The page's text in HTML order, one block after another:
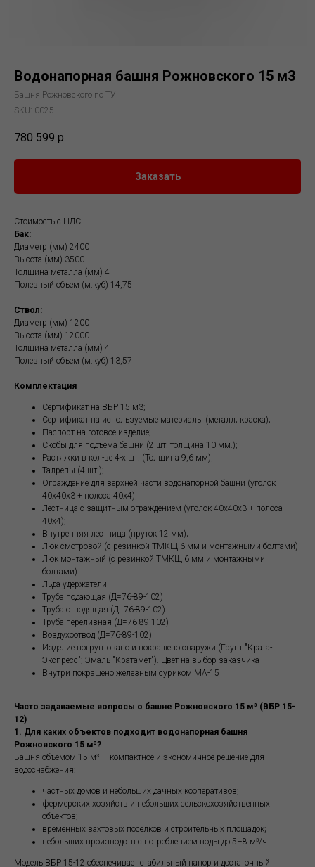
Водонапорная башня Рожновского 15 м3
Башня Рожновского по ТУ
SKU: 0025
780 599 р.
Заказать
Стоимость с НДС
Бак:
Диаметр (мм) 2400
Высота (мм) 3500
Толщина металла (мм) 4
Полезный объем (м.куб) 14,75
Ствол:
Диаметр (мм) 1200
Высота (мм) 12000
Толщина металла (мм) 4
Полезный объем (м.куб) 13,57
Комплектация
Сертификат на ВБР 15 м3;
Сертификат на используемые материалы (металл; краска);
Паспорт на готовое изделие;
Скобы для подъема башни (2 шт. толщина 10 мм.);
Растяжки в кол-ве 4-х шт. (Толщина 9,6 мм);
Талрепы (4 шт.);
Ограждение для верхней части водонапорной башни (уголок
40х40х3 + полоса 40х4);
Лестница с защитным ограждением (уголок 40х40х3 + полоса
40х4);
Внутренняя лестница (пруток 12 мм);
Люк смотровой (с резинкой ТМКЩ 6 мм и монтажными болтами)
Люк монтажный (с резинкой ТМКЩ 6 мм и монтажными
болтами)
Льда-удержатели
Труба подающая (Д=76-89-102)
Труба отводящая (Д=76-89-102)
Труба переливная (Д=76-89-102)
Воздухоотвод (Д=76-89-102)
Изделие погрунтовано и покрашено снаружи (Грунт "Крата-
Экспресс"; Эмаль "Кратамет"). Цвет на выбор заказчика
Внутри покрашено железным суриком МА-15
Часто задаваемые вопросы о башне Рожновского 15 м³ (ВБР 15-
12)
1. Для каких объектов подходит водонапорная башня
Рожновского 15 м³?
Башня объёмом 15 м³ — компактное и экономичное решение для
водоснабжения:
частных домов и небольших дачных кооперативов;
фермерских хозяйств и небольших сельскохозяйственных
объектов;
временных вахтовых посёлков и строительных площадок;
небольших производств с потреблением воды до 5–8 м³/ч.
Модель ВБР 15-12 обеспечивает стабильный напор и достаточный